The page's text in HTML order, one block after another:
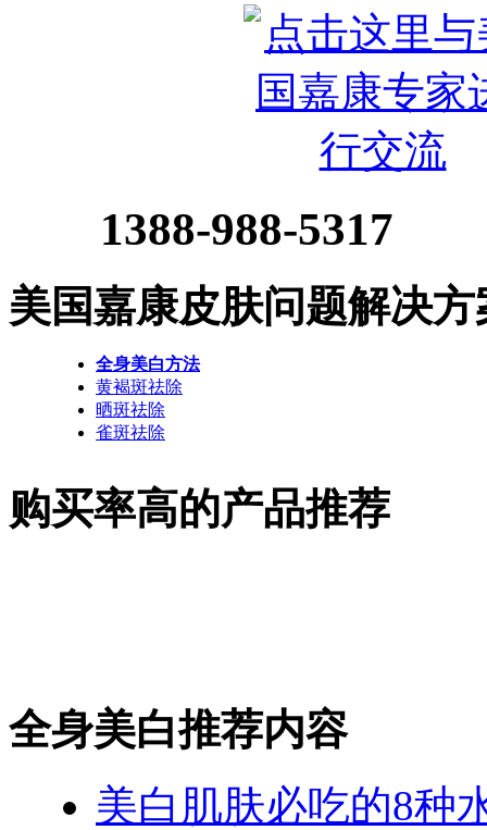
1388-988-5317
美国嘉康皮肤问题解决方
全身美白方法
黄褐斑祛除
晒斑祛除
雀斑祛除
购买率高的产品推荐
全身美白推荐内容
美白肌肤必吃的8种